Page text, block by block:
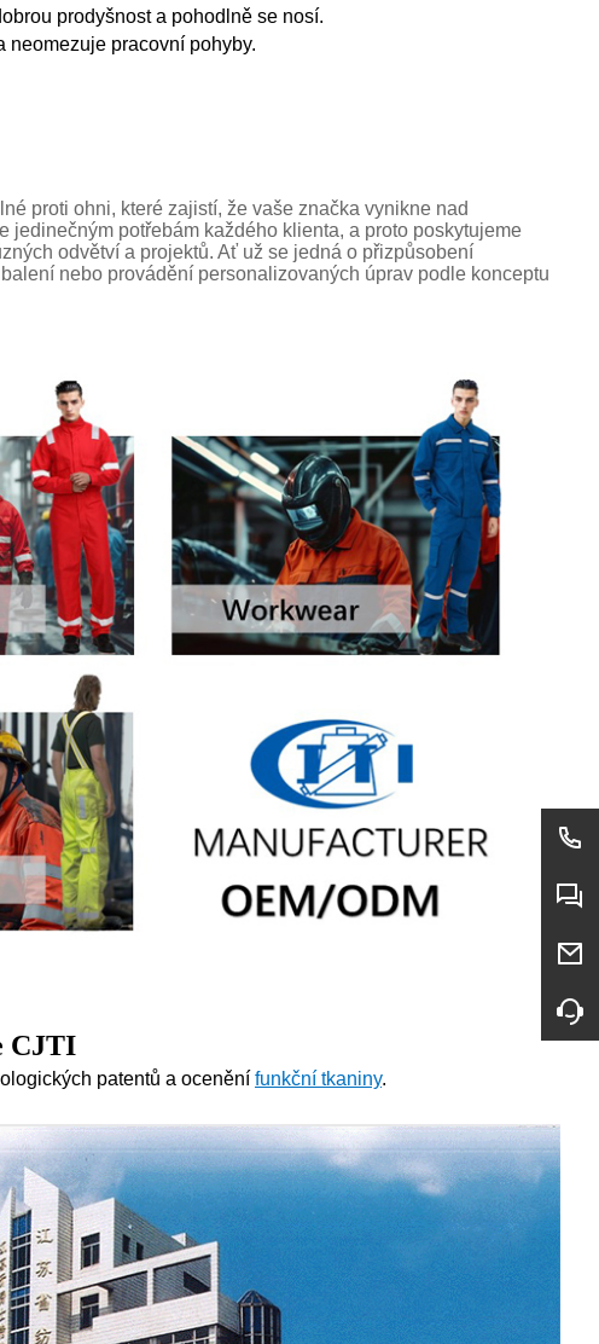
prodyšnost a pohodlně se nosí.
neomezuje pracovní pohyby.
proti ohni, které zajistí, že vaše značka vynikne nad
potřebám každého klienta, a proto poskytujeme
odvětví a projektů. Ať už se jedná o přizpůsobení
nebo provádění personalizovaných úprav podle konceptu
CJTI
patentů a ocenění funkční tkaniny.